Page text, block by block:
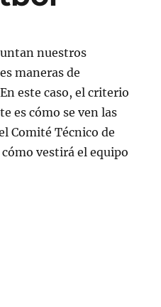
nuestros
maneras de
este caso, el criterio
es cómo se ven las
Comité Técnico de
vestirá el equipo